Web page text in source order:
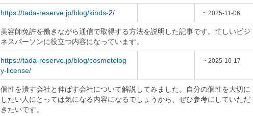
https://tada-reserve.jp/blog/kinds-2/ ~ 2025-11-06
美容師免許を働きながら通信で取得する方法を説明した記事です。忙しいビジ
ネスパーソンに役立つ内容になっています。
https://tada-reserve.jp/blog/cosmetolog
y-license/
~ 2025-10-17
個性を潰す会社と伸ばす会社について解説してみました。自分の個性を大切に
したい人にとっては気になる内容になるでしょうから、ぜひ参考にしていただ
きたいです。